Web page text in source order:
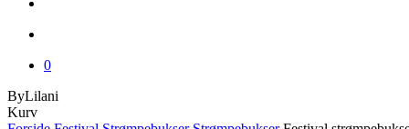
0
ByLilani
KurvClose